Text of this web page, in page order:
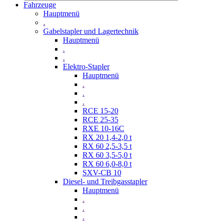
Fahrzeuge
Hauptmenü
.
Gabelstapler und Lagertechnik
Hauptmenü
.
.
Elektro-Stapler
Hauptmenü
.
.
.
RCE 15-20
RCE 25-35
RXE 10-16C
RX 20 1,4-2,0 t
RX 60 2,5-3,5 t
RX 60 3,5-5,0 t
RX 60 6,0-8,0 t
SXV-CB 10
Diesel- und Treibgasstapler
Hauptmenü
.
.
.